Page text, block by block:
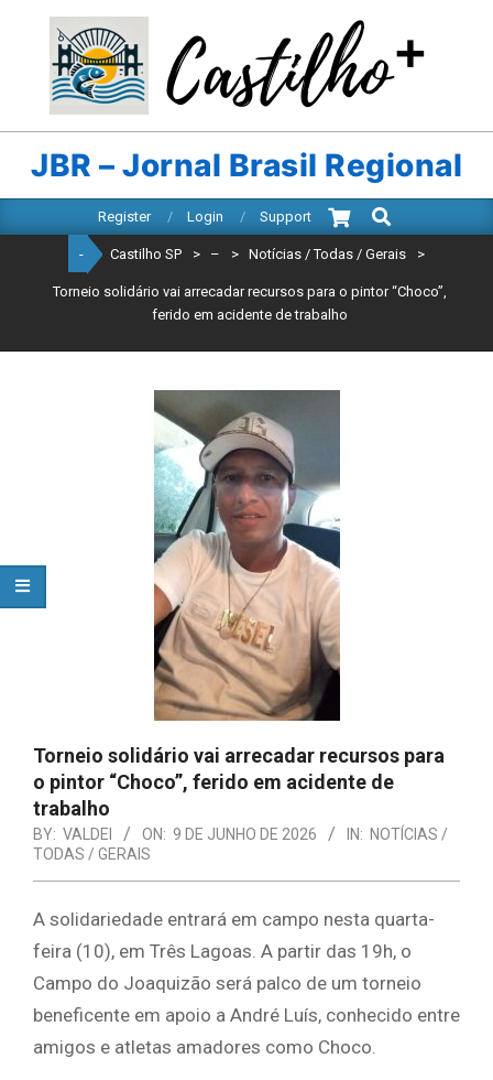
content
CASTILHO
SP
JBR – Jornal Brasil Regional
Navigation
Register Login Support
Search
- Castilho SP > – > Notícias / Todas / Gerais >
Torneio solidário vai arrecadar recursos para o pintor “Choco”,
ferido em acidente de trabalho
Torneio solidário vai arrecadar recursos para
o pintor “Choco”, ferido em acidente de
trabalho
BY: VALDEI ON: 9 DE JUNHO DE 2026 IN: NOTÍCIAS /
TODAS / GERAIS
A solidariedade entrará em campo nesta quarta-
feira (10), em Três Lagoas. A partir das 19h, o
Campo do Joaquizão será palco de um torneio
beneficente em apoio a André Luís, conhecido entre
amigos e atletas amadores como Choco.